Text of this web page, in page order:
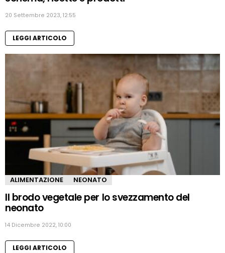
20 Settembre 2023, 12:55
LEGGI ARTICOLO
ALIMENTAZIONE NEONATO
Il brodo vegetale per lo svezzamento del
neonato
14 Dicembre 2022, 10:00
LEGGI ARTICOLO